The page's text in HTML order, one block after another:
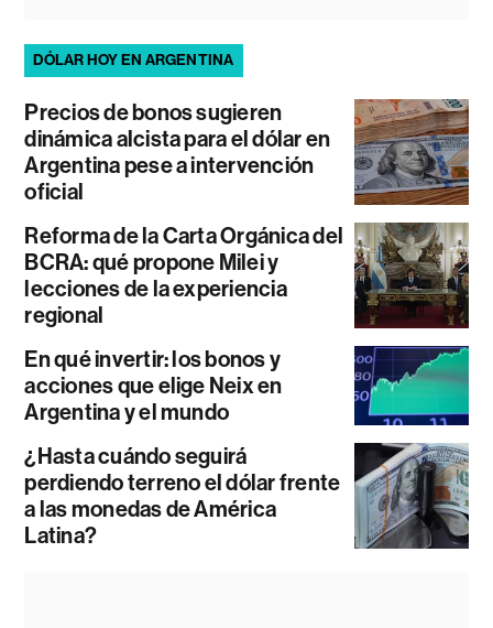
DÓLAR HOY EN ARGENTINA
Precios de bonos sugieren
dinámica alcista para el dólar en
Argentina pese a intervención
oficial
Reforma de la Carta Orgánica del
BCRA: qué propone Milei y
lecciones de la experiencia
regional
En qué invertir: los bonos y
acciones que elige Neix en
Argentina y el mundo
¿Hasta cuándo seguirá
perdiendo terreno el dólar frente
a las monedas de América
Latina?